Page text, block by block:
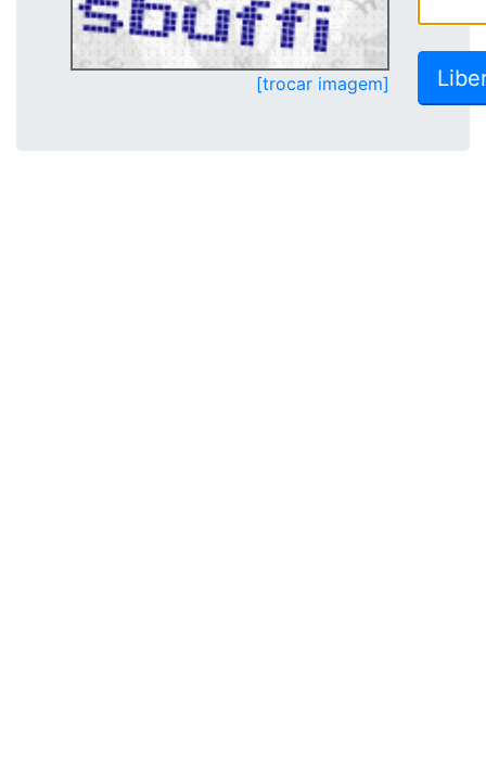
[trocar imagem]